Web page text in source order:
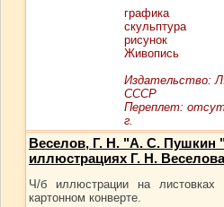
графика
скульптура
рисунок
Живопись
Издательство:
СССР
Переплет:
г.
Веселов, Г. Н. "А. С. Пушкин
иллюстрациях Г. Н.
Ч/б иллюстрации на
картонном конверте.